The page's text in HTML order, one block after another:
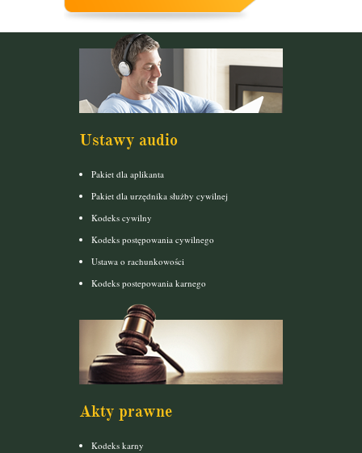
Ustawy audio
Pakiet dla aplikanta
Pakiet dla urzędnika służby cywilnej
Kodeks cywilny
Kodeks postępowania cywilnego
Ustawa o rachunkowości
Kodeks postepowania karnego
Akty prawne
Kodeks karny